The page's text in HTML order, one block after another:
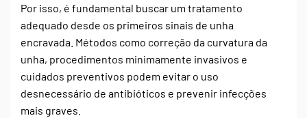
Por isso, é fundamental buscar um tratamento
adequado desde os primeiros sinais de unha
encravada. Métodos como correção da curvatura da
unha, procedimentos minimamente invasivos e
cuidados preventivos podem evitar o uso
desnecessário de antibióticos e prevenir infecções
mais graves.